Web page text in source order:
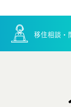
移住相談・